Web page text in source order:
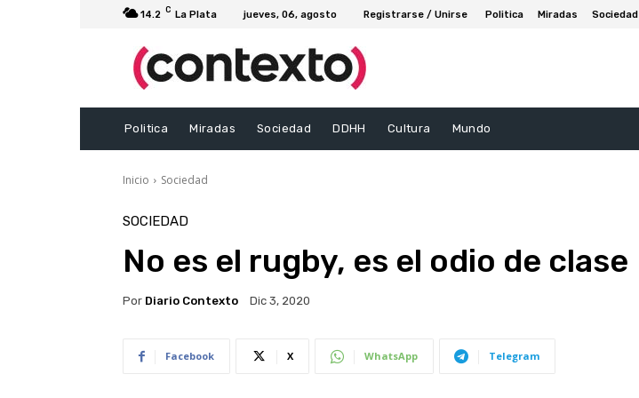
14.2 C La Plata jueves, 06, agosto Registrarse / Unirse Politica Miradas Sociedad
Politica Miradas Sociedad DDHH Cultura Mundo
Inicio Sociedad
SOCIEDAD
No es el rugby, es el odio de clase
Por Diario Contexto Dic 3, 2020
Facebook X WhatsApp Telegram